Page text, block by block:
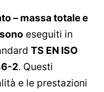
– massa totale e
eseguiti in
TS EN ISO
2. Questi
e le prestazioni